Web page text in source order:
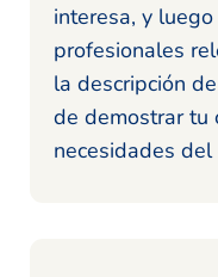
interesa, y
profesionales
la descripción
de demostrar tu
necesidades del